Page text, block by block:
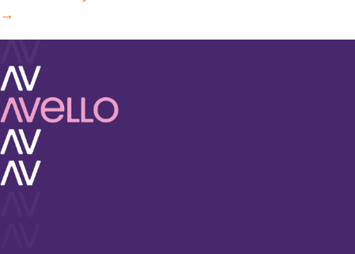
navigation
→